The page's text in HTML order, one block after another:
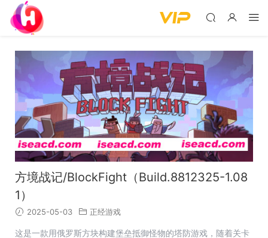
方境战记/BlockFight（Build.8812325-1.08
1）
2025-05-03 正经游戏
这是一款用俄罗斯方块构建堡垒抵御怪物的塔防游戏，随着关卡